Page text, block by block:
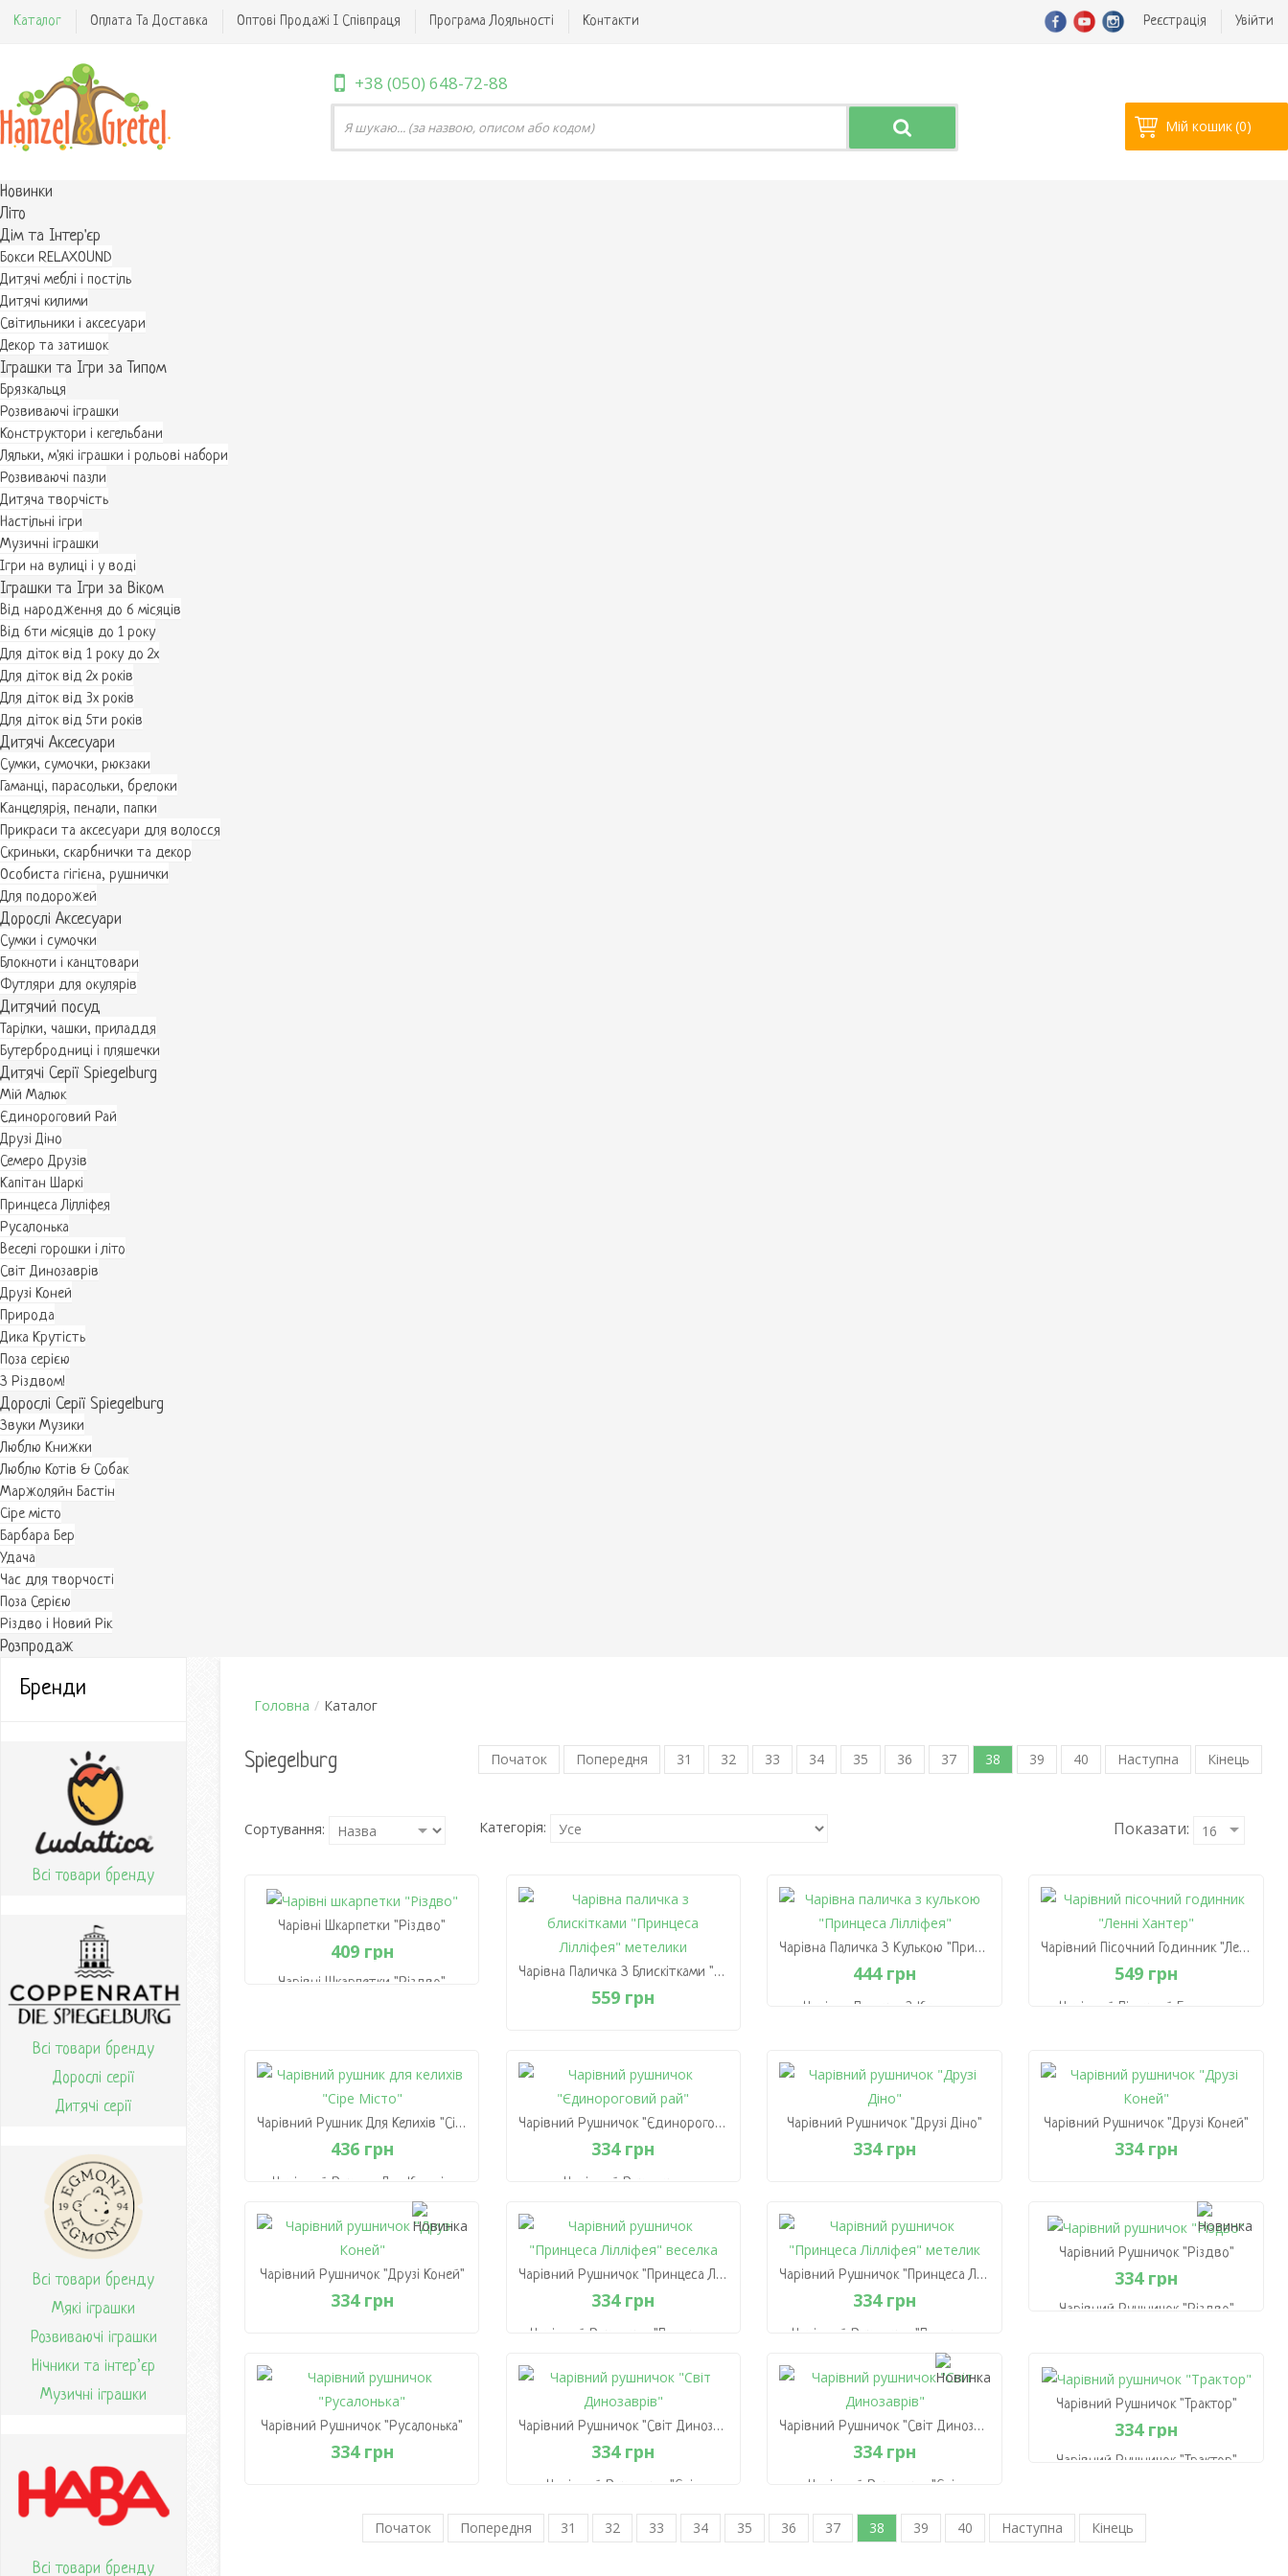
Каталог Оплата Та Доставка Оптові Продажі І Співпраця Програма Лояльності Контакти Реєстрація Увійти
+38 (050) 648-72-88
Мій кошик(0)
Новинки
Літо
Дім та Інтер'єр
Бокси RELAXOUND
Дитячі меблі і постіль
Дитячі килими
Світильники і аксесуари
Декор та затишок
Іграшки та Ігри за Типом
Брязкальця
Розвиваючі іграшки
Конструктори і кегельбани
Ляльки, м'які іграшки і рольові набори
Розвиваючі пазли
Дитяча творчість
Настільні ігри
Музичні іграшки
Ігри на вулиці і у воді
Іграшки та Ігри за Віком
Від народження до 6 місяців
Від 6ти місяців до 1 року
Для діток від 1 року до 2х
Для діток від 2х років
Для діток від 3х років
Для діток від 5ти років
Дитячі Аксесуари
Сумки, сумочки, рюкзаки
Гаманці, парасольки, брелоки
Канцелярія, пенали, папки
Прикраси та аксесуари для волосся
Скриньки, скарбнички та декор
Особиста гігієна, рушнички
Для подорожей
Дорослі Аксесуари
Сумки і сумочки
Блокноти і канцтовари
Футляри для окулярів
Дитячий посуд
Тарілки, чашки, приладдя
Бутербродниці і пляшечки
Дитячі Серії Spiegelburg
Мій Малюк
Єдинороговий Рай
Друзі Діно
Семеро Друзів
Капітан Шаркі
Принцеса Лілліфея
Русалонька
Веселі горошки і літо
Світ Динозаврів
Друзі Коней
Природа
Дика Крутість
Поза серією
З Різдвом!
Дорослі Серії Spiegelburg
Звуки Музики
Люблю Книжки
Люблю Котів & Собак
Маржоляйн Бастін
Cіре місто
Барбара Бер
Удача
Час для творчості
Поза Серією
Різдво і Новий Рік
Розпродаж
Бренди
Всі товари бренду
Всі товари бренду
Дорослі серії
Дитячі серії
Всі товари бренду
Мякі іграшки
Розвиваючі іграшки
Нічники та інтер’єр
Музичні іграшки
Всі товари бренду
Головна / Каталог
Початок Попередня 31 32 33 34 35 36 37 38 39 40 Наступна Кінець
Spiegelburg
Сортування: Категорія: Показати:
Чарівні Шкарпетки "Різдво"
409 грн
Чарівні Шкарпетки "Різдво"
Чарівна Паличка З Блискітками "Принцеса Лілліфея" Метелики
559 грн
"Принцеса Лілліфея" Метелики
559 грн
В Кошик
Чарівна Паличка З Кулькою "Принцеса Лілліфея"
444 грн
Чарівна Паличка З Кулькою
В Кошик
Чарівний Пісочний Годинник "Ленні Хантер"
549 грн
Чарівний Пісочний Годинник
В Кошик
Чарівний Рушник Для Келихів "Сіре Місто"
436 грн
Чарівний Рушник Для Келихів
436 грн
В Кошик
Чарівний Рушничок "Єдинороговий Рай"
334 грн
Чарівний Рушничок
334 грн
В Кошик
Чарівний Рушничок "Друзі Діно"
334 грн
334 грн
В Кошик
Чарівний Рушничок "Друзі Коней"
334 грн
Чарівний Рушничок "Друзі Коней"
334 грн
В Кошик
Чарівний Рушничок "Друзі Коней"
334 грн
334 грн
В Кошик
Чарівний Рушничок "Принцеса Лілліфея" Веселка
334 грн
Чарівний Рушничок "Принцеса
334 грн
В Кошик
Чарівний Рушничок "Принцеса Лілліфея" Метелик
334 грн
Чарівний Рушничок "Принцеса
Лілліфея" Метелик
334 грн
В Кошик
Чарівний Рушничок "Різдво"
334 грн
Чарівний Рушничок "Різдво"
В Кошик
Чарівний Рушничок "Русалонька"
334 грн
334 грн
Чарівний Рушничок "Світ Динозаврів"
334 грн
Чарівний Рушничок "Світ
334 грн
Чарівний Рушничок "Світ Динозаврів"
334 грн
Чарівний Рушничок "Світ
334 грн
Чарівний Рушничок "Трактор"
334 грн
Чарівний Рушничок "Трактор"
В Кошик
Початок Попередня 31 32 33 34 35 36 37 38 39 40 Наступна Кінець